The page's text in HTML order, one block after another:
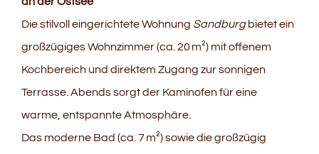
Die stilvoll eingerichtete Wohnung Sandburgbietet ein
großzügiges Wohnzimmer (ca. 20 m²) mit offenem
Kochbereich und direktem Zugang zur sonnigen
Terrasse. Abends sorgt der Kaminofen für eine
warme, entspannte Atmosphäre.
Das moderne Bad (ca. 7 m²) sowie die großzügig